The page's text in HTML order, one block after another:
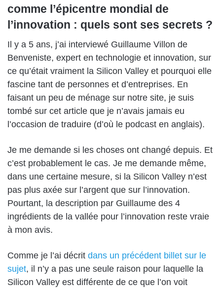
comme l’épicentre mondial de
l’innovation : quels sont ses secrets ?
Il y a 5 ans, j’ai interviewé Guillaume Villon de
Benveniste, expert en technologie et innovation, sur
ce qu’était vraiment la Silicon Valley et pourquoi elle
fascine tant de personnes et d’entreprises. En
faisant un peu de ménage sur notre site, je suis
tombé sur cet article que je n’avais jamais eu
l’occasion de traduire (d’où le podcast en anglais).
Je me demande si les choses ont changé depuis. Et
c’est probablement le cas. Je me demande même,
dans une certaine mesure, si la Silicon Valley n’est
pas plus axée sur l’argent que sur l’innovation.
Pourtant, la description par Guillaume des 4
ingrédients de la vallée pour l’innovation reste vraie
à mon avis.
Comme je l’ai décrit dans un précédent billet sur le
sujet, il n’y a pas une seule raison pour laquelle la
Silicon Valley est différente de ce que l’on voit